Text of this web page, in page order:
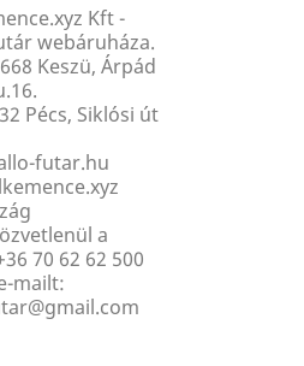
Kft -
webáruháza.
Keszü, Árpád
Pécs, Siklósi út
futar.hu
a
70 62 62 500
mailt: